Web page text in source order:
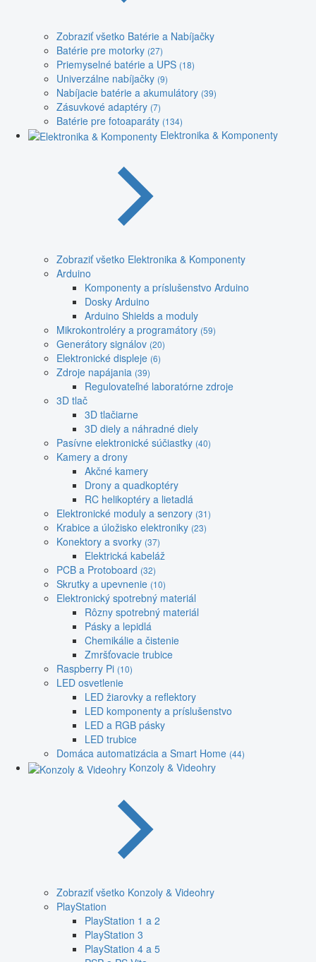
Zobraziť všetko Batérie a Nabíjačky
Batérie pre motorky (27)
Priemyselné batérie a UPS (18)
Univerzálne nabíjačky (9)
Nabíjacie batérie a akumulátory (39)
Zásuvkové adaptéry (7)
Batérie pre fotoaparáty (134)
Elektronika & Komponenty
Zobraziť všetko Elektronika & Komponenty
Arduino
Komponenty a príslušenstvo Arduino
Dosky Arduino
Arduino Shields a moduly
Mikrokontroléry a programátory (59)
Generátory signálov (20)
Elektronické displeje (6)
Zdroje napájania (39)
Regulovateľné laboratórne zdroje
3D tlač
3D tlačiarne
3D diely a náhradné diely
Pasívne elektronické súčiastky (40)
Kamery a drony
Akčné kamery
Drony a quadkoptéry
RC helikoptéry a lietadlá
Elektronické moduly a senzory (31)
Krabice a úložisko elektroniky (23)
Konektory a svorky (37)
Elektrická kabeláž
PCB a Protoboard (32)
Skrutky a upevnenie (10)
Elektronický spotrebný materiál
Rôzny spotrebný materiál
Pásky a lepidlá
Chemikálie a čistenie
Zmršťovacie trubice
Raspberry Pi (10)
LED osvetlenie
LED žiarovky a reflektory
LED komponenty a príslušenstvo
LED a RGB pásky
LED trubice
Domáca automatizácia a Smart Home (44)
Konzoly & Videohry
Zobraziť všetko Konzoly & Videohry
PlayStation
PlayStation 1 a 2
PlayStation 3
PlayStation 4 a 5